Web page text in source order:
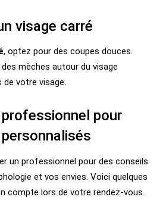
visage carré
, optez pour des coupes douces.
mèches autour du visage
de votre visage.
pour
un professionnel pour des conseils
et vos envies. Voici quelques
compte lors de votre rendez-vous.